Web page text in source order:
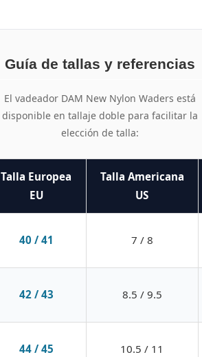
Guía de tallas y referencias
El vadeador DAM New Nylon Waders está
disponible en tallaje doble para facilitar la
elección de talla:
Talla Europea
EU
Talla Americana
US
40 / 41 7 / 8
42 / 43 8.5 / 9.5
44 / 45 10.5 / 11